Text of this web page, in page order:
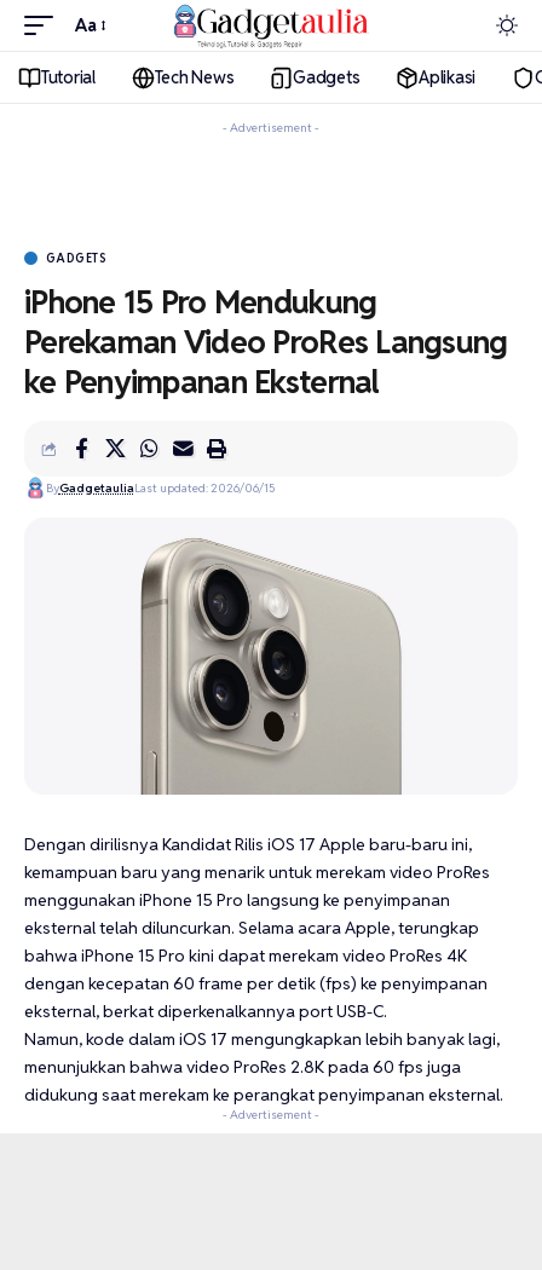
Aa
Tutorial Tech News Gadgets Aplikasi
- Advertisement -
GADGETS
iPhone 15 Pro Mendukung
Perekaman Video ProRes Langsung
ke Penyimpanan Eksternal
ByGadgetauliaLast updated: 2026/06/15
Dengan dirilisnya KandidatRilis iOS 17 Apple baru-baru ini,
kemampuan baru yang menarik untuk merekam video ProRes
menggunakan iPhone 15 Pro langsung ke penyimpanan
eksternal telah diluncurkan. Selama acaraApple, terungkap
bahwa iPhone 15 Pro kini dapat merekam video ProRes 4K
dengan kecepatan 60 frame per detik (fps) ke penyimpanan
eksternal, berkat diperkenalkannya port USB-C.
Namun, kode dalam iOS 17 mengungkapkan lebih banyak lagi,
menunjukkan bahwa video ProRes 2.8K pada 60 fps juga
didukung saat merekam ke perangkat penyimpanan eksternal.
- Advertisement -